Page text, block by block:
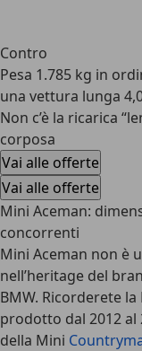
Contro
Pesa 1.785 kg in
una vettura lunga
Non c’è la ricarica
corposa
Vai alle offerte
Vai alle offerte
Mini Aceman:
concorrenti
Mini Aceman non è
nell’heritage del
BMW. Ricorderete la
prodotto dal 2012
della Mini